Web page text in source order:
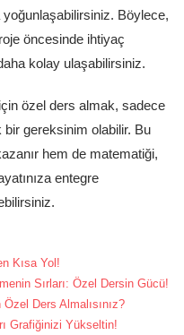
yoğunlaşabilirsiniz. Böylece,
öncesinde ihtiyaç
kolay ulaşabilirsiniz.
özel ders almak, sadece
bir gereksinim olabilir. Bu
hem de matematiği,
entegre
Kısa Yol!
Sırları: Özel Dersin Gücü!
Ders Almalısınız?
Grafiğinizi Yükseltin!